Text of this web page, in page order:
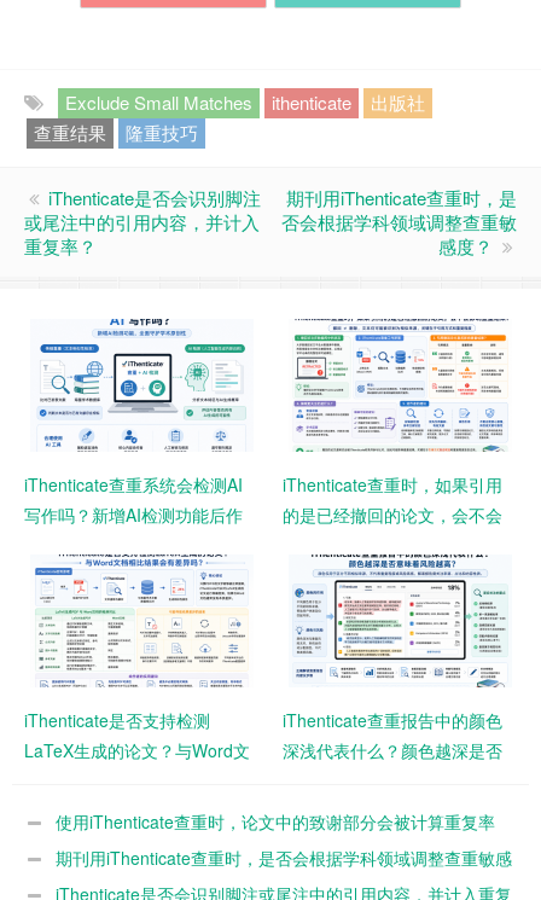
Exclude Small Matches ithenticate
出版社
查重结果
隆重技巧
iThenticate是否会识别脚注
或尾注中的引用内容，并计入
重复率？
期刊用iThenticate查重时，是
否会根据学科领域调整查重敏
感度？
iThenticate查重系统会检测AI
写作吗？新增AI检测功能后作
iThenticate查重时，如果引用
的是已经撤回的论文，会不会
iThenticate是否支持检测
LaTeX生成的论文？与Word文
iThenticate查重报告中的颜色
深浅代表什么？颜色越深是否
使用iThenticate查重时，论文中的致谢部分会被计算重复率
吗？期刊用iThenticate查重时，是否会根据学科领域调整查重敏感
度？iThenticate是否会识别脚注或尾注中的引用内容，并计入重复